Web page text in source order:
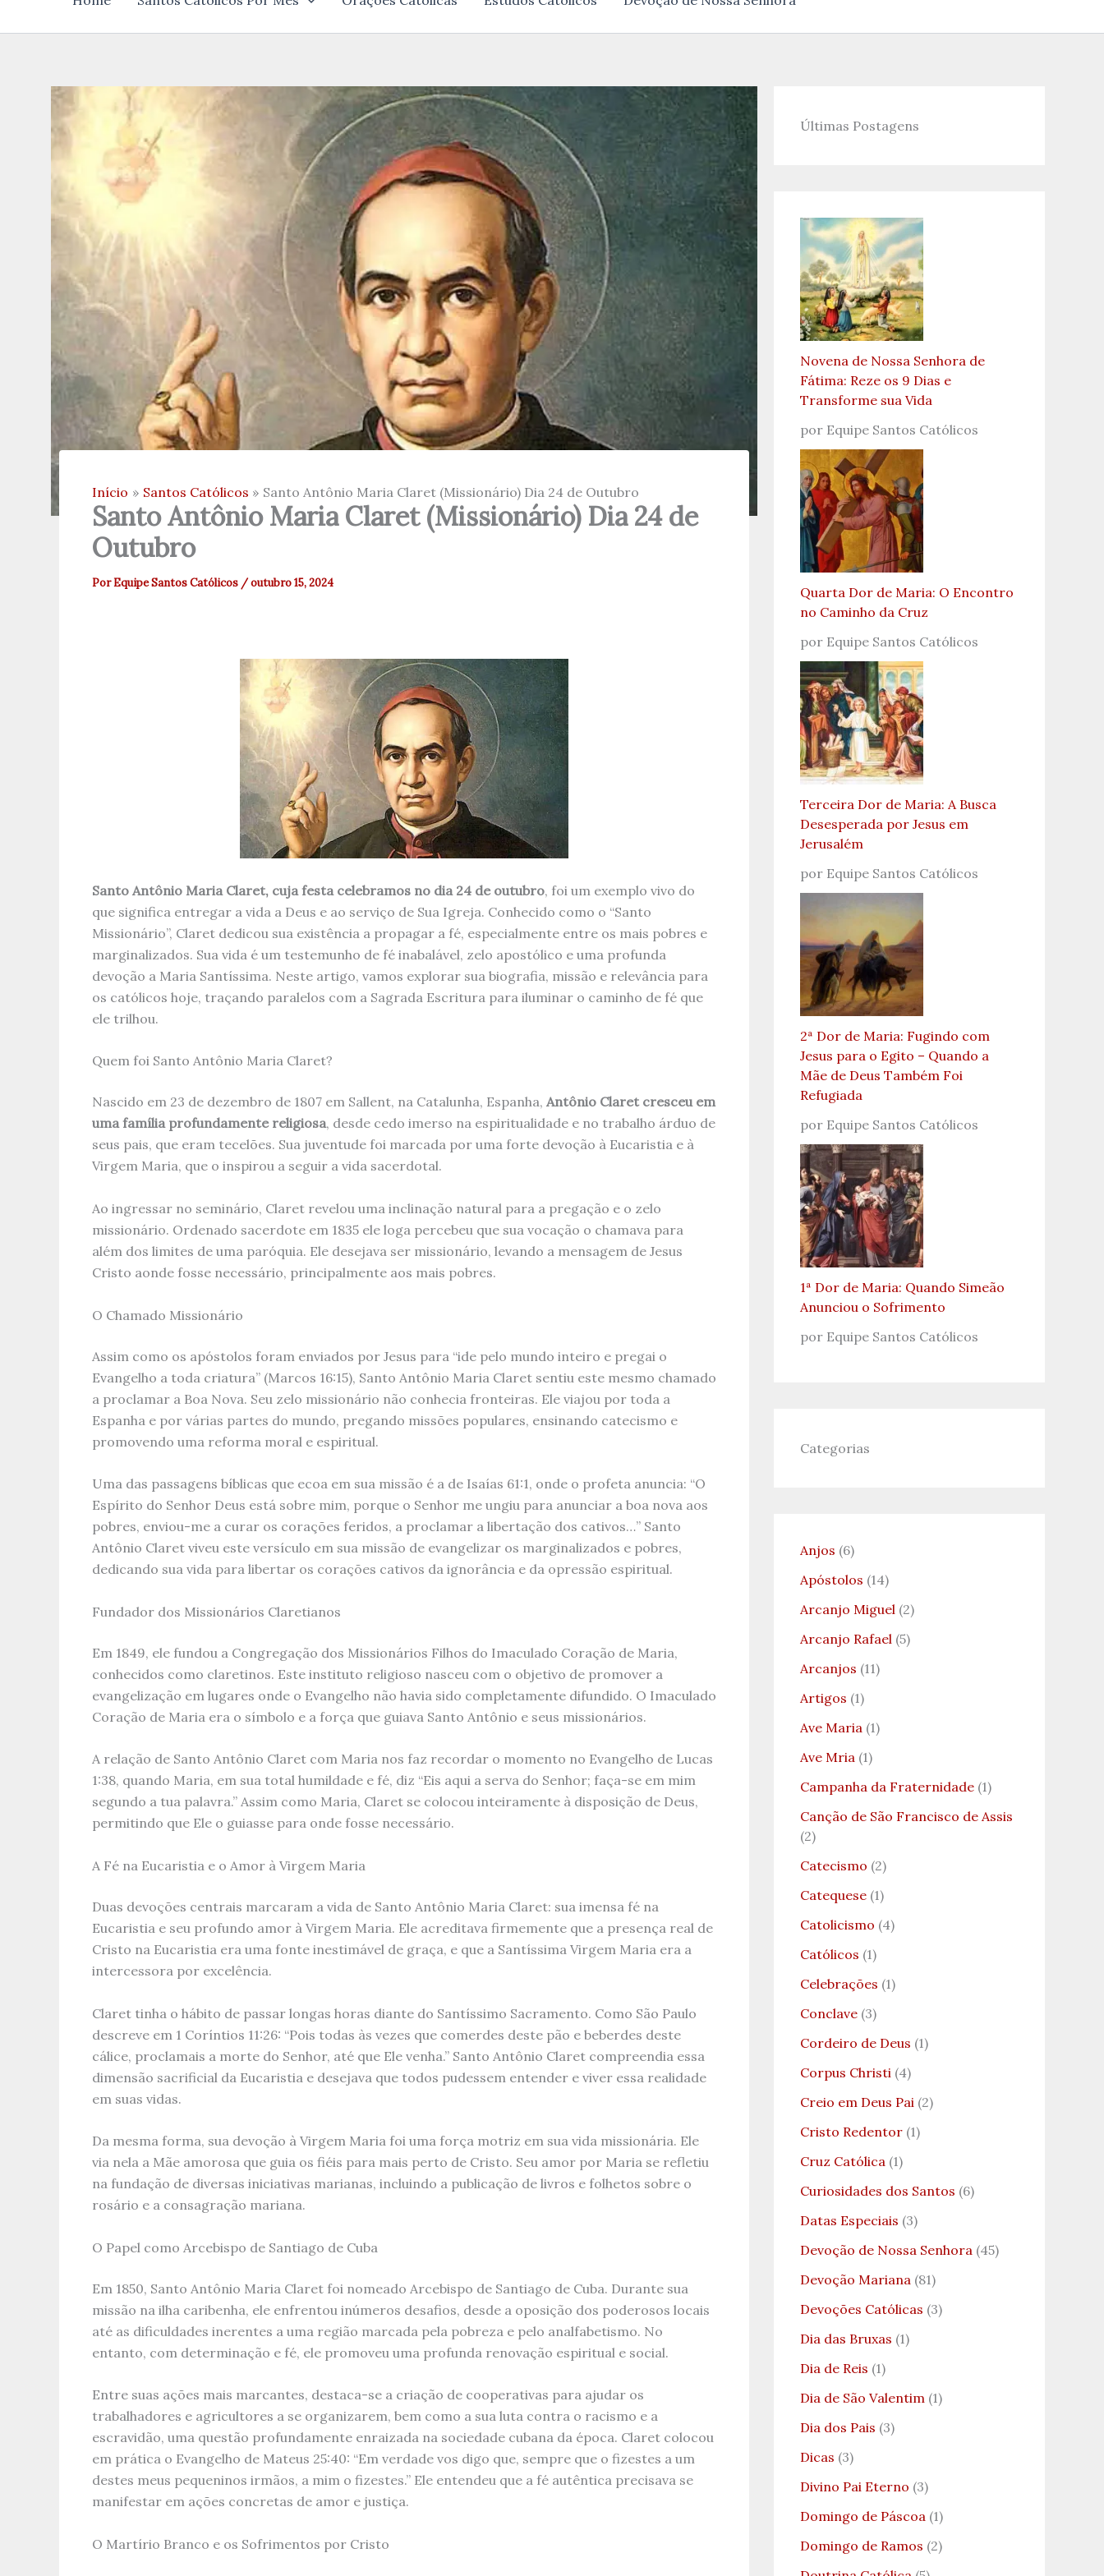
Início Santos Católicos Santo Antônio Maria Claret (Missionário) Dia 24 de Outubro
Santo Antônio Maria Claret (Missionário) Dia 24 de
Outubro
PorEquipe Santos Católicos /outubro 15, 2024
Santo Antônio Maria Claret, cuja festa celebramos no dia 24 de outubro, foi um exemplo vivo do
que significa entregar a vida a Deus e ao serviço de Sua Igreja. Conhecido como o “Santo
Missionário”, Claret dedicou sua existência a propagar a fé, especialmente entre os mais pobres e
marginalizados. Sua vida é um testemunho de fé inabalável, zelo apostólico e uma profunda
devoção a Maria Santíssima. Neste artigo, vamos explorar sua biografia, missão e relevância para
os católicos hoje, traçando paralelos com a Sagrada Escritura para iluminar o caminho de fé que
ele trilhou.
Quem foi Santo Antônio Maria Claret?
Nascido em 23 de dezembro de 1807 em Sallent, na Catalunha, Espanha, Antônio Claret cresceu em
uma família profundamente religiosa, desde cedo imerso na espiritualidade e no trabalho árduo de
seus pais, que eram tecelões. Sua juventude foi marcada por uma forte devoção à Eucaristia e à
Virgem Maria, que o inspirou a seguir a vida sacerdotal.
Ao ingressar no seminário, Claret revelou uma inclinação natural para a pregação e o zelo
missionário. Ordenado sacerdote em 1835 ele loga percebeu que sua vocação o chamava para
além dos limites de uma paróquia. Ele desejava ser missionário, levando a mensagem de Jesus
Cristo aonde fosse necessário, principalmente aos mais pobres.
O Chamado Missionário
Assim como os apóstolos foram enviados por Jesus para “ide pelo mundo inteiro e pregai o
Evangelho a toda criatura” (Marcos 16:15), Santo Antônio Maria Claret sentiu este mesmo chamado
a proclamar a Boa Nova. Seu zelo missionário não conhecia fronteiras. Ele viajou por toda a
Espanha e por várias partes do mundo, pregando missões populares, ensinando catecismo e
promovendo uma reforma moral e espiritual.
Uma das passagens bíblicas que ecoa em sua missão é a de Isaías 61:1, onde o profeta anuncia: “O
Espírito do Senhor Deus está sobre mim, porque o Senhor me ungiu para anunciar a boa nova aos
pobres, enviou-me a curar os corações feridos, a proclamar a libertação dos cativos…” Santo
Antônio Claret viveu este versículo em sua missão de evangelizar os marginalizados e pobres,
dedicando sua vida para libertar os corações cativos da ignorância e da opressão espiritual.
Fundador dos Missionários Claretianos
Em 1849, ele fundou a Congregação dos Missionários Filhos do Imaculado Coração de Maria,
conhecidos como claretinos. Este instituto religioso nasceu com o objetivo de promover a
evangelização em lugares onde o Evangelho não havia sido completamente difundido. O Imaculado
Coração de Maria era o símbolo e a força que guiava Santo Antônio e seus missionários.
A relação de Santo Antônio Claret com Maria nos faz recordar o momento no Evangelho de Lucas
1:38, quando Maria, em sua total humildade e fé, diz “Eis aqui a serva do Senhor; faça-se em mim
segundo a tua palavra.” Assim como Maria, Claret se colocou inteiramente à disposição de Deus,
permitindo que Ele o guiasse para onde fosse necessário.
A Fé na Eucaristia e o Amor à Virgem Maria
Duas devoções centrais marcaram a vida de Santo Antônio Maria Claret: sua imensa fé na
Eucaristia e seu profundo amor à Virgem Maria. Ele acreditava firmemente que a presença real de
Cristo na Eucaristia era uma fonte inestimável de graça, e que a Santíssima Virgem Maria era a
intercessora por excelência.
Claret tinha o hábito de passar longas horas diante do Santíssimo Sacramento. Como São Paulo
descreve em 1 Coríntios 11:26: “Pois todas às vezes que comerdes deste pão e beberdes deste
cálice, proclamais a morte do Senhor, até que Ele venha.” Santo Antônio Claret compreendia essa
dimensão sacrificial da Eucaristia e desejava que todos pudessem entender e viver essa realidade
em suas vidas.
Da mesma forma, sua devoção à Virgem Maria foi uma força motriz em sua vida missionária. Ele
via nela a Mãe amorosa que guia os fiéis para mais perto de Cristo. Seu amor por Maria se refletiu
na fundação de diversas iniciativas marianas, incluindo a publicação de livros e folhetos sobre o
rosário e a consagração mariana.
O Papel como Arcebispo de Santiago de Cuba
Em 1850, Santo Antônio Maria Claret foi nomeado Arcebispo de Santiago de Cuba. Durante sua
missão na ilha caribenha, ele enfrentou inúmeros desafios, desde a oposição dos poderosos locais
até as dificuldades inerentes a uma região marcada pela pobreza e pelo analfabetismo. No
entanto, com determinação e fé, ele promoveu uma profunda renovação espiritual e social.
Entre suas ações mais marcantes, destaca-se a criação de cooperativas para ajudar os
trabalhadores e agricultores a se organizarem, bem como a sua luta contra o racismo e a
escravidão, uma questão profundamente enraizada na sociedade cubana da época. Claret colocou
em prática o Evangelho de Mateus 25:40: “Em verdade vos digo que, sempre que o fizestes a um
destes meus pequeninos irmãos, a mim o fizestes.” Ele entendeu que a fé autêntica precisava se
manifestar em ações concretas de amor e justiça.
O Martírio Branco e os Sofrimentos por Cristo
Últimas Postagens
Novena de Nossa Senhora de
Fátima: Reze os 9 Dias e
Transforme sua Vida
por Equipe Santos Católicos
Quarta Dor de Maria: O Encontro
no Caminho da Cruz
por Equipe Santos Católicos
Terceira Dor de Maria: A Busca
Desesperada por Jesus em
Jerusalém
por Equipe Santos Católicos
2ª Dor de Maria: Fugindo com
Jesus para o Egito – Quando a
Mãe de Deus Também Foi
Refugiada
por Equipe Santos Católicos
1ª Dor de Maria: Quando Simeão
Anunciou o Sofrimento
por Equipe Santos Católicos
Categorias
Anjos (6)
Apóstolos (14)
Arcanjo Miguel (2)
Arcanjo Rafael (5)
Arcanjos (11)
Artigos (1)
Ave Maria (1)
Ave Mria (1)
Campanha da Fraternidade (1)
Canção de São Francisco de Assis
(2)
Catecismo (2)
Catequese (1)
Catolicismo (4)
Católicos (1)
Celebrações (1)
Conclave (3)
Cordeiro de Deus (1)
Corpus Christi (4)
Creio em Deus Pai (2)
Cristo Redentor (1)
Cruz Católica (1)
Curiosidades dos Santos (6)
Datas Especiais (3)
Devoção de Nossa Senhora (45)
Devoção Mariana (81)
Devoções Católicas (3)
Dia das Bruxas (1)
Dia de Reis (1)
Dia de São Valentim (1)
Dia dos Pais (3)
Dicas (3)
Divino Pai Eterno (3)
Domingo de Páscoa (1)
Domingo de Ramos (2)